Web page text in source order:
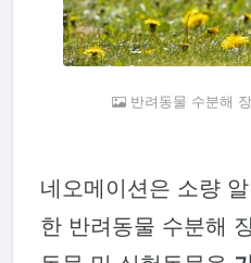
반려동물 수분해
네오메이션은 소량
한 반려동물 수분해